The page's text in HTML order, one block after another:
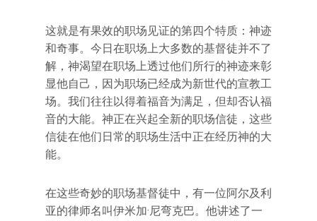
这就是有果效的职场见证的第四个特质：神迹
和奇事。今日在职场上大多数的基督徒并不了
解，神渴望在职场上透过他们所行的神迹来彰
显他自己，因为职场已经成为新世代的宣教工
场。我们往往以得着福音为满足，但却否认福
音的大能。神正在兴起全新的职场信徒，这些
信徒在他们日常的职场生活中正在经历神的大
能。
在这些奇妙的职场基督徒中，有一位阿尔及利
亚的律师名叫伊米加·尼弯克巴。他讲述了一